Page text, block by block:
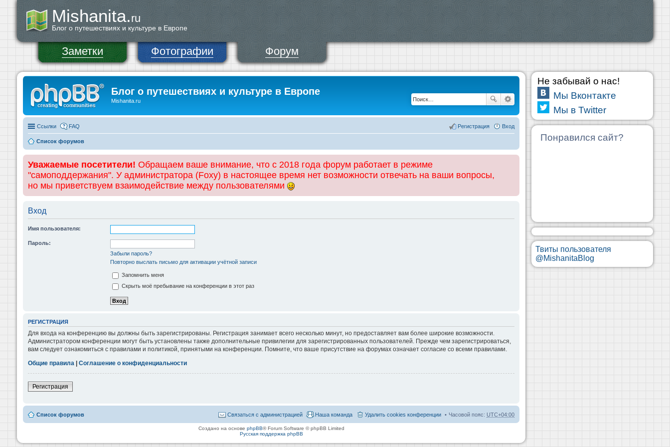
Mishanita.ru
Блог о путешествиях и культуре в Европе
Заметки Фотографии Форум
Блог о путешествиях и культуре в Европе
Mishanita.ru
Ссылки FAQ Вход
Регистрация
Список форумов
Уважаемые посетители! Обращаем ваше внимание, что с 2018 года форум работает в режиме
"самоподдержания". У администратора (Foxy) в настоящее время нет возможности отвечать на ваши вопросы,
но мы приветствуем взаимодействие между пользователями
Вход
Имя пользователя:
Пароль:
Забыли пароль?
Повторно выслать письмо для активации учётной записи
Запомнить меня
Скрыть моё пребывание на конференции в этот раз
РЕГИСТРАЦИЯ
Для входа на конференцию вы должны быть зарегистрированы. Регистрация занимает всего несколько минут, но предоставляет вам более широкие возможности.
Администратором конференции могут быть установлены также дополнительные привилегии для зарегистрированных пользователей. Прежде чем зарегистрироваться,
вам следует ознакомиться с правилами и политикой, принятыми на конференции. Помните, что ваше присутствие на форумах означает согласие со всеми правилами.
Общие правила
Соглашение о конфиденциальности
Регистрация
Список форумов Часовой пояс: UTC+04:00
Удалить cookies конференции
Наша команда
Связаться с администрацией
Создано на основе phpBB® Forum Software © phpBB Limited
Русская поддержка phpBB
Не забывай о нас!
Мы Вконтакте
Мы в Twitter
Понравился сайт?
Твиты пользователя
@MishanitaBlog